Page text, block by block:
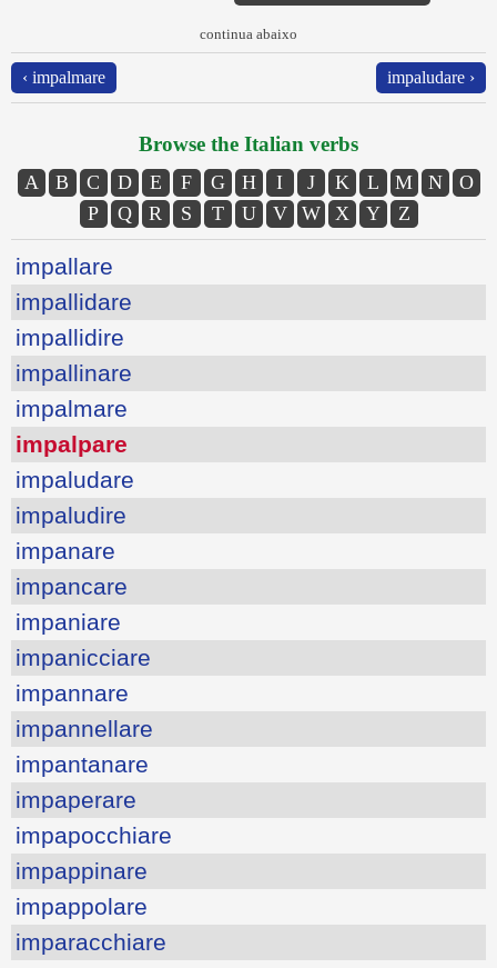
continua abaixo
‹ impalmare impaludare ›
Browse the Italian verbs
A B C D E F G H I J K L M N
O
P
Q R S T U V W X Y Z
impallare
impallidare
impallidire
impallinare
impalmare
impalpare
impaludare
impaludire
impanare
impancare
impaniare
impanicciare
impannare
impannellare
impantanare
impaperare
impapocchiare
impappinare
impappolare
imparacchiare